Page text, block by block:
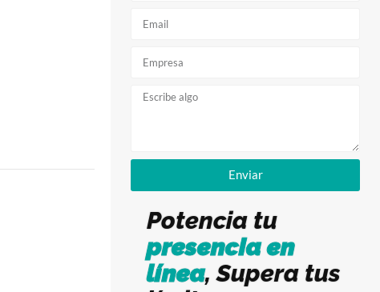
Enviar
Potencia tu
presencia en
línea, Supera tus